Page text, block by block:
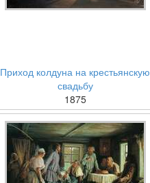
Приход колдуна на крестьянскую
свадьбу
1875